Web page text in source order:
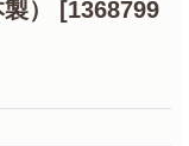
） [1368799